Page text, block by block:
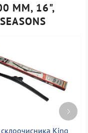
ММ, 16",
King